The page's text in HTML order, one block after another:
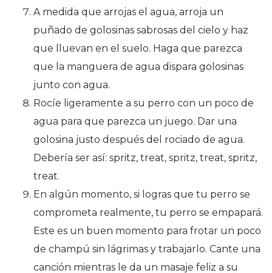
A medida que arrojas el agua, arroja un
puñado de golosinas sabrosas del cielo y haz
que lluevan en el suelo. Haga que parezca
que la manguera de agua dispara golosinas
junto con agua.
Rocíe ligeramente a su perro con un poco de
agua para que parezca un juego. Dar una
golosina justo después del rociado de agua.
Debería ser así: spritz, treat, spritz, treat, spritz,
treat.
En algún momento, si logras que tu perro se
comprometa realmente, tu perro se empapará.
Este es un buen momento para frotar un poco
de champú sin lágrimas y trabajarlo. Cante una
canción mientras le da un masaje feliz a su